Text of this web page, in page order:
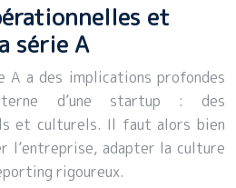
et
série A
A a des implications profondes
d’une startup : des
et culturels. Il faut alors bien
l’entreprise, adapter la culture
rigoureux.